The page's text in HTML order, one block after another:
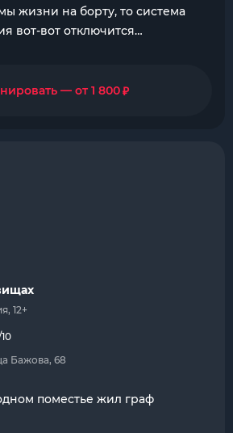
жизни на борту, то система
вот-вот отключится…
— от 1 800₽
12+
Бажова, 68
поместье жил граф